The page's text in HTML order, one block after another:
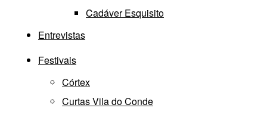
Cadáver Esquisito
Entrevistas
Festivais
Córtex
Curtas Vila do Conde